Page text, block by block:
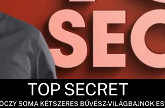
TOP SECRET
SOMA KÉTSZERES BŰVÉSZ-VILÁGBAJNOK